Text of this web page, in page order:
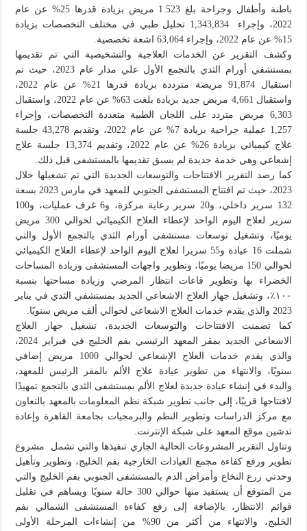
باطنة وأطفال وجراحة بلغ 1.523 مريض بزيادة قدرها 25% عن عام
2022، وإجراء 1,343,834 تحليل طبي في مختلف التخصصات بزيادة
15% عن عام 2022، وإجراء 63,064 اشعة تخصصية.
وكشف التقرير عن الخدمات العلاجية والتشخيصية التي تم تقديمها
بمستشفي أورام الثدي بالتجمع الأول علي مدار عام 2023، حيث تم
استقبال 91,874 مريضة مترددة بزيادة قدرها 21% عن عام 2022،
واستقبال 4,661 مريض جديد بزيادة بلغت 63% عن عام 2022، واستقبال
6,303 مريض متردد على اللجان الطبية متعددة التخصصات، وإجراء
1,257 عملية جراحية بزيادة 7% عن عام 2022، وتقديم 43,278 جلسة
علاج كيميائي بزيادة 26% عن عام 2022، وتقديم 13,374 جلسة علاج
إشعاعي وهي خدمة جديدة لم يسبق تقديمها بالمستشفى قبل ذلك.
كما رصد التقرير الافتتاحات والتوسعات الجديدة التي تم تشغيلها خلال
2023، حيث تم افتتاح المستشفى الجنوبي للمعهد في مارس 2023 بسعة
132 سرير داخلي، و20 سرير رعاية مركزة، و6 غرف عمليات، و100
سرير لعلاج اليوم الواحد لإعطاء العلاج الكيميائي لحوالي 300 مريض
يوميًا، وتشغيل توسعات مستشفى أورام الثدي بالتجمع الأول والتي
شملت 16 عيادة و55 سريرا لعلاج اليوم الواحد لإعطاء العلاج الكيميائي
لحوالي 150 مريضا يوميًا، وتطوير واجهات المستشفى وزيادة المساحات
الخضراء بها وتطوير قاعات انتظار المرضي وزيادة مساحتها بنسبة
١٠٠٪، وتشغيل جهاز العلاج الاشعاعي الجديد بمستشفي الثدي في يناير
2023 والذي يقدم خدمات العلاج الاشعاعي لحوالي ألف مريض سنويًا.
كما تضمنت الافتتاحات والتوسعات الجديدة، تشغيل جهاز العلاج
الاشعاعي الجديد بمقر المعهد الرئيسي بفم الخليج في فبراير 2024،
والذي يقدم خدمات العلاج الإشعاعي لحوالي 1000 مريض إضافي
سنويًا، والانتهاء من تطوير عيادة علاج الألم بالمقر الرئيس للمعهد،
والبدء في إنشاء عيادة جديدة لعلاج الألم بمستشفى الثدي بالتجمع تمهيدًا
لافتتاحها قريبًا، إلى جانب تطوير شبكة نظم المعلومات بالمعهد بالتعاون
مع مركز الدراسات وتطوير النظم والبرمجيات بجامعة القاهرة وإعادة
تدشين موقع المعهد على شبكة الإنترنت.
وتناول التقرير المشروعات الحالية الجاري تنفيذها والتي تشمل مشروع
تطوير ورفع كفاءة مجمع العيادات الخارجية بفم الخليج، وتطوير وتأهيل
وحدتي زرع النخاع وأمراض الدم بالمستشفى الجنوبي بفم الخليج والتي
من المتوقع أن يستفيد منها حوالي 300 حالة سنويًا ويساهم في تقليل
قوائم الانتظار، بالإضافة إلى رفع كفاءة المستشفى الشمالي بفم
الخليج، والانتهاء من أكثر من 90% من إنشاءات المرحلة الأولى